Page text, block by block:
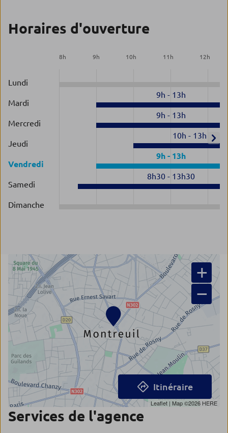
Horaires d'ouverture
8h 9h 10h 11 h 12h
Lundi
Mardi
9h - 13h
Mercredi
9h - 13h
Jeudi
10h - 13h
Vendredi
9h- 13h
Samedi
8h30- 13h30
Dimanche
+
−
Leaflet | Map ©2026 HERE
Itinéraire
Services de l'agence